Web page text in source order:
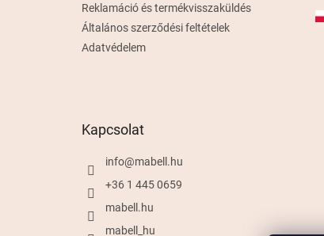
Reklamáció és termékvisszaküldés
Általános szerződési feltételek
Adatvédelem
Kapcsolat
info@mabell.hu
+36 1 445 0659
mabell.hu
mabell_hu